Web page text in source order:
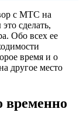
с МТС на
сделать,
Обо всех ее
время и о
другое место
временно